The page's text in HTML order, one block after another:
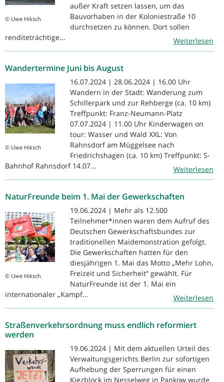
© Uwe Hiksch
außer Kraft setzen lassen, um das
Bauvorhaben in der Koloniestraße 10
durchsetzen zu können. Dort sollen
renditeträchtige...
Weiterlesen
Wandertermine Juni bis August
© Uwe Hiksch
16.07.2024 | 28.06.2024 | 16.00 Uhr
Wandern in der Stadt: Wanderung zum
Schillerpark und zur Rehberge (ca. 10 km)
Treffpunkt: Franz-Neumann-Platz
07.07.2024 | 11.00 Uhr Kinderwagen on
tour: Wasser und Wald XXL: Von
Rahnsdorf am Müggelsee nach
Friedrichshagen (ca. 10 km) Treffpunkt: S-
Bahnhof Rahnsdorf 14.07...
Weiterlesen
NaturFreunde beim 1. Mai der Gewerkschaften
© Uwe Hiksch
19.06.2024 | Mehr als 12.500
Teilnehmer*innen waren dem Aufruf des
Deutschen Gewerkschaftsbundes zur
traditionellen Maidemonstration gefolgt.
Die Gewerkschaften hatten für den
diesjährigen 1. Mai das Motto „Mehr Lohn,
Freizeit und Sicherheit“ gewählt. Für
NaturFreunde ist der 1. Mai ein
internationaler „Kampf...
Weiterlesen
Straßenverkehrsordnung muss endlich reformiert
werden
19.06.2024 | Mit dem aktuellen Urteil des
Verwaltungsgerichts Berlin zur sofortigen
Aufhebung der Sperrungen für einen
Kiezblock im Nesselweg in Pankow wurde